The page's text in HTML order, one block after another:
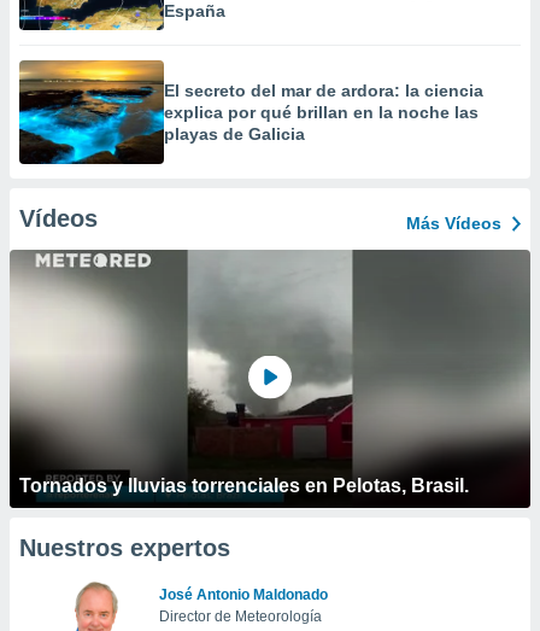
España
El secreto del mar de ardora: la ciencia
explica por qué brillan en la noche las
playas de Galicia
Vídeos Más Vídeos
Tornados y lluvias torrenciales en Pelotas, Brasil.
Nuestros expertos
José Antonio Maldonado
Director de Meteorología